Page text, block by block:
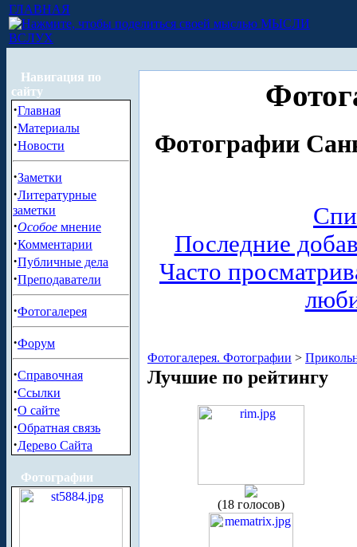
ГЛАВНАЯ
МЫСЛИ
ВСЛУХ
Навигация по
сайту
·Главная
·Материалы
·Новости
·Заметки
·Литературные
заметки
·Особое мнение
·Комментарии
·Публичные дела
·Преподаватели
·Фотогалерея
·Форум
·Справочная
·Ссылки
·О сайте
·Обратная связь
·Дерево Сайта
Фотографии
Фотографии
Последние
Часто
Фотогалерея. Фотографии >
Лучшие по рейтингу
(18 голосов)